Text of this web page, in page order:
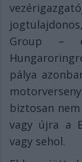
Group –
pálya
biztosan
vagy újra a
vagy sehol.